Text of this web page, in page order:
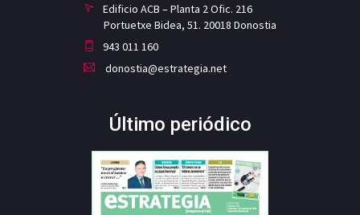
Edificio ACB – Planta 2 Ofic. 216
Portuetxe Bidea, 51. 20018 Donostia
943 011 160
donostia@estrategia.net
Último periódico